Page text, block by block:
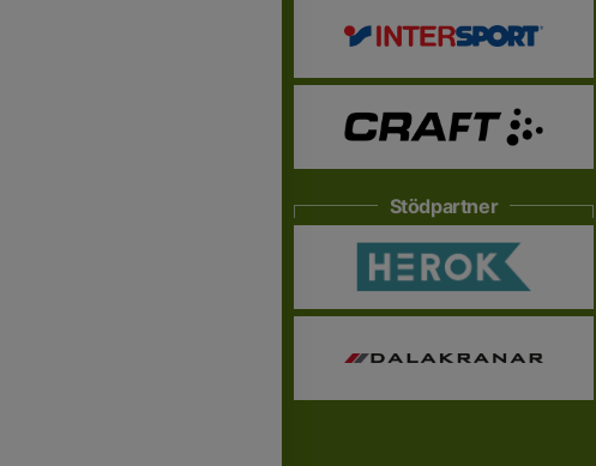
Stödpartner